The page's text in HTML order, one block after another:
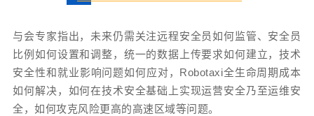
与会专家指出，未来仍需关注远程安全员如何监管、安全员
比例如何设置和调整，统一的数据上传要求如何建立，技术
安全性和就业影响问题如何应对，Robotaxi全生命周期成本
如何解决，如何在技术安全基础上实现运营安全乃至运维安
全，如何攻克风险更高的高速区域等问题。